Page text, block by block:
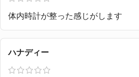
体内時計が整った感じがします
ハナディー